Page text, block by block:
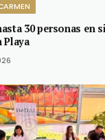
30 personas en
Playa